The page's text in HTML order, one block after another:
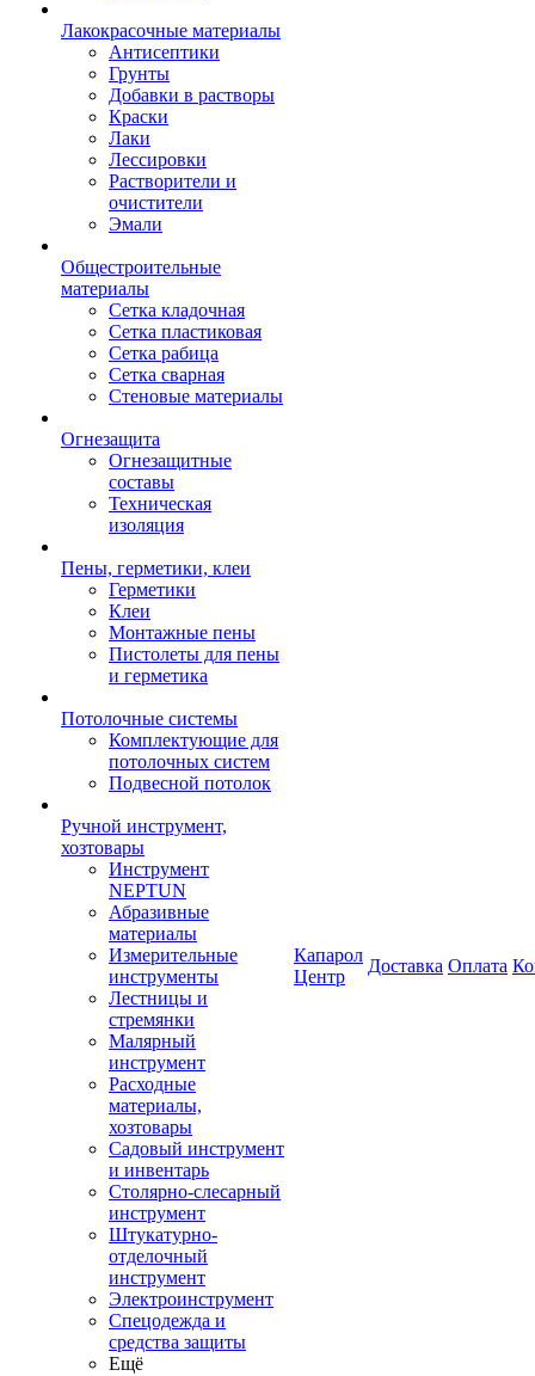
Лакокрасочные материалы
Антисептики
Грунты
Добавки в растворы
Краски
Лаки
Лессировки
Растворители и
очистители
Эмали
Общестроительные
материалы
Сетка кладочная
Сетка пластиковая
Сетка рабица
Сетка сварная
Стеновые материалы
Огнезащита
Огнезащитные
составы
Техническая
изоляция
Пены, герметики, клеи
Герметики
Клеи
Монтажные пены
Пистолеты для пены
и герметика
Потолочные системы
Комплектующие для
потолочных систем
Подвесной потолок
Ручной инструмент,
хозтовары
Инструмент
NEPTUN
Абразивные
материалы
Измерительные
инструменты
Лестницы и
стремянки
Малярный
инструмент
Расходные
материалы,
хозтовары
Садовый инструмент
и инвентарь
Столярно-слесарный
инструмент
Штукатурно-
отделочный
инструмент
Электроинструмент
Спецодежда и
средства защиты
Ещё
Капарол
Центр
Доставка Оплата